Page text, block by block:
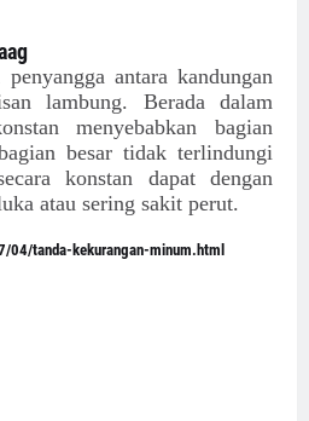
antara kandungan
lambung. Berada dalam
menyebabkan bagian
besar tidak terlindungi
konstan dapat dengan
atau sering sakit perut.
04/tanda-kekurangan-minum.html